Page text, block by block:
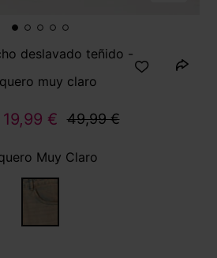
deslavado teñido -
muy claro
19,99 € 49,99 €
Muy Claro